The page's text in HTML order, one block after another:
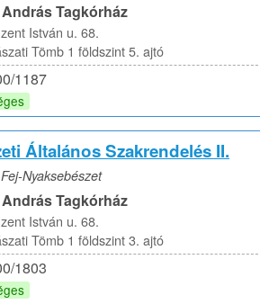
Tagkórház
István u. 68.
Tömb 1 földszint 5. ajtó
1187
Általános Szakrendelés II.
Nyaksebészet
Tagkórház
István u. 68.
Tömb 1 földszint 3. ajtó
1803